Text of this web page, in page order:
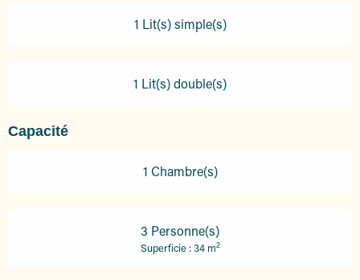
1 Lit(s) simple(s)
1 Lit(s) double(s)
Capacité
1 Chambre(s)
3 Personne(s)
Superficie : 34 m2